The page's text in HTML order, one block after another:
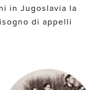
in Jugoslavia la
di appelli